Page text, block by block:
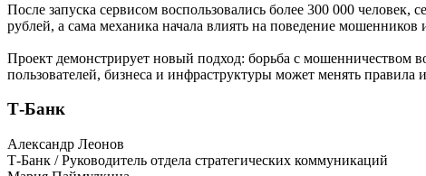
После запуска сервисом воспользовались более 300 000
рублей, а сама механика начала влиять на поведение
Проект демонстрирует новый подход: борьба с мошенничеством
пользователей, бизнеса и инфраструктуры может менять
Т-Банк
Александр Леонов
Т-Банк / Руководитель отдела стратегических коммуникаций